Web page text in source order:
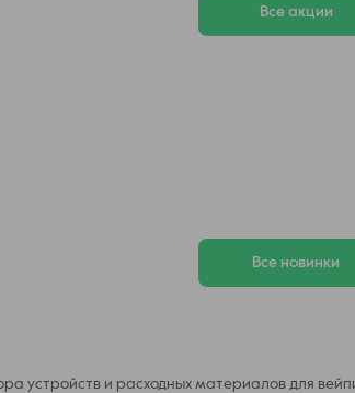
Все акции
Все новинки
устройств и расходных материалов для